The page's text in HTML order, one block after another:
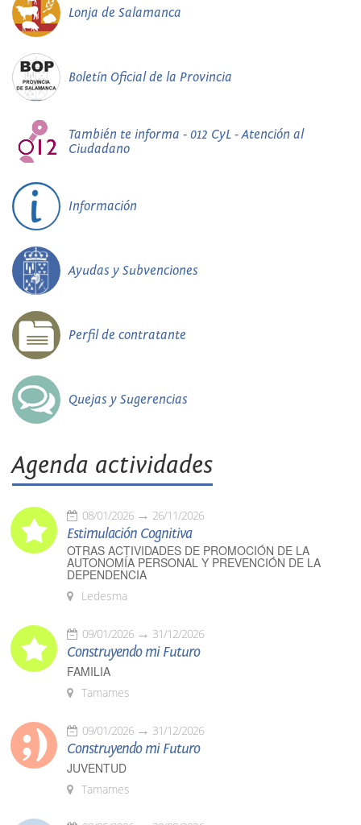
Lonja de Salamanca
Boletín Oficial de la Provincia
También te informa - 012 CyL - Atención al
Ciudadano
Información
Ayudas y Subvenciones
Perfil de contratante
Quejas y Sugerencias
Agenda actividades
08/01/2026 26/11/2026
Estimulación Cognitiva
OTRAS ACTIVIDADES DE PROMOCIÓN DE LA
AUTONOMÍA PERSONAL Y PREVENCIÓN DE LA
DEPENDENCIA
Ledesma
09/01/2026 31/12/2026
Construyendo mi Futuro
FAMILIA
Tamames
09/01/2026 31/12/2026
Construyendo mi Futuro
JUVENTUD
Tamames